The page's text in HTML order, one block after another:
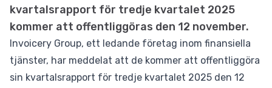
kvartalsrapport för tredje kvartalet 2025
kommer att offentliggöras den 12 november.
Invoicery Group, ett ledande företag inom finansiella
tjänster, har meddelat att de kommer att offentliggöra
sin kvartalsrapport för tredje kvartalet 2025 den 12